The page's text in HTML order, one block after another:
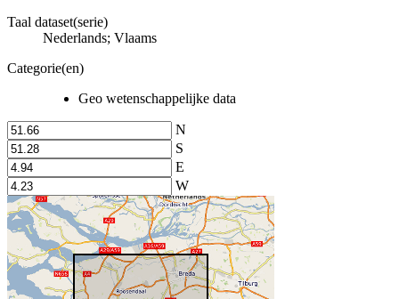
Taal dataset(serie)
Nederlands; Vlaams
Categorie(en)
Geo wetenschappelijke data
N
S
E
W